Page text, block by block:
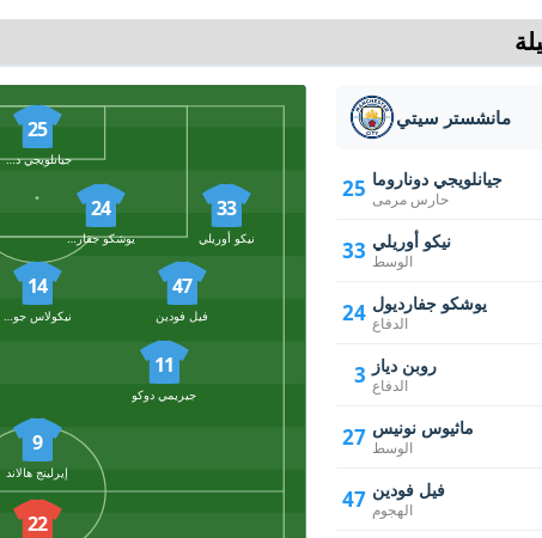
25
جيانلويجي دوناروما
33
نيكو أوريلي
24
يوشكو جفارديول
47
فيل فودين
14
نيكولاس جونزاليس
11
جيريمي دوكو
9
إيرلينج هالاند
22
مانشستر سيتي
25 جيانلويجي دوناروما
حارس مرمى
33 نيكو أوريلي
الوسط
24 يوشكو جفارديول
الدفاع
3 روبن دياز
الدفاع
27 ماثيوس نونيس
الوسط
47 فيل فودين
الهجوم